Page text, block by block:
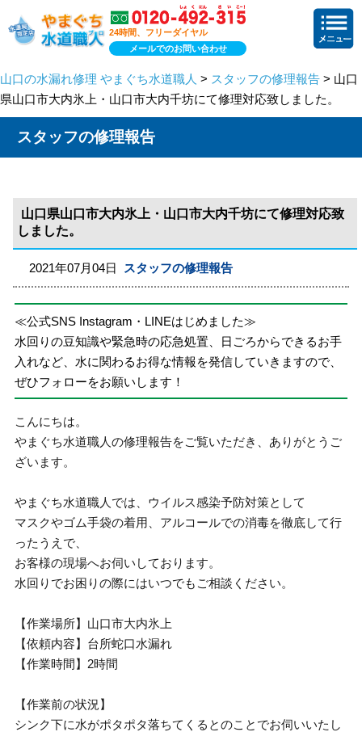
24時間、フリーダイヤル
メールでのお問い合わせ
山口の水漏れ修理 やまぐち水道職人 > スタッフの修理報告 > 山口
県山口市大内氷上・山口市大内千坊にて修理対応致しました。
スタッフの修理報告
山口県山口市大内氷上・山口市大内千坊にて修理対応致
しました。
2021年07月04日 スタッフの修理報告
≪公式SNS Instagram・LINEはじめました≫
水回りの豆知識や緊急時の応急処置、日ごろからできるお手
入れなど、水に関わるお得な情報を発信していきますので、
ぜひフォローをお願いします！
こんにちは。
やまぐち水道職人の修理報告をご覧いただき、ありがとうご
ざいます。
やまぐち水道職人では、ウイルス感染予防対策として
マスクやゴム手袋の着用、アルコールでの消毒を徹底して行
ったうえで、
お客様の現場へお伺いしております。
水回りでお困りの際にはいつでもご相談ください。
【作業場所】山口市大内氷上
【依頼内容】台所蛇口水漏れ
【作業時間】2時間
【作業前の状況】
シンク下に水がポタポタ落ちてくるとのことでお伺いいたし